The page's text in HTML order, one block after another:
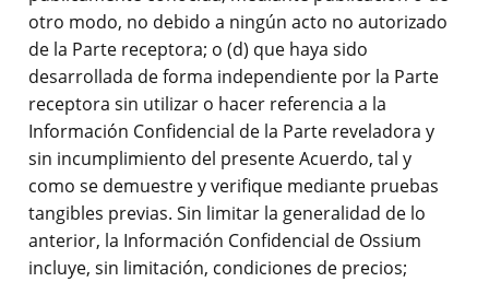
otro modo, no debido a ningún acto no autorizado
de la Parte receptora; o (d) que haya sido
desarrollada de forma independiente por la Parte
receptora sin utilizar o hacer referencia a la
Información Confidencial de la Parte reveladora y
sin incumplimiento del presente Acuerdo, tal y
como se demuestre y verifique mediante pruebas
tangibles previas. Sin limitar la generalidad de lo
anterior, la Información Confidencial de Ossium
incluye, sin limitación, condiciones de precios;